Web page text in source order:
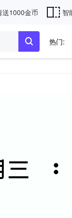
送1000金币 智
热门: